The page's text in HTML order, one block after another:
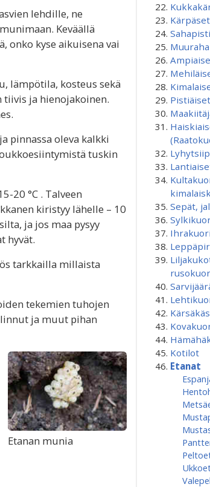
lehdille, ne
Keväällä
onko kyse aikuisena vai
lämpötila, kosteus sekä
ja hienojakoinen.
pinnassa oleva kalkki
tuskin
20 °C . Talveen
kiristyy lähelle – 10
ja jos maa pysyy
hyvät.
tarkkailla millaista
tekemien tuhojen
ja muut pihan
Etanan munia
Sepät,
Kotilot
Etanat